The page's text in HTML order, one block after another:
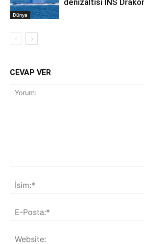
Dünya
CEVAP VER